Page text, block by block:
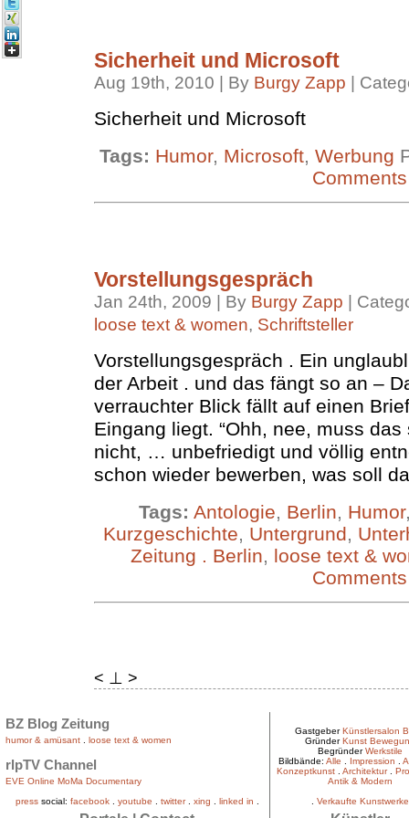
Sicherheit und Microsoft
Aug 19th, 2010 | By Burgy Zapp |
Sicherheit und Microsoft
Tags: Humor, Microsoft Werbung
Vorstellungsgespräch
Jan 24th, 2009 | By Burgy Zapp |
loose text & women, Schriftsteller
Vorstellungsgespräch . Ein
der Arbeit . und das fängt so an –
verrauchter Blick fällt auf einen
Eingang liegt. “Ohh, nee, muss
nicht, … unbefriedigt und völlig
schon wieder bewerben, was soll
Tags: Antologie Berlin Humor
Kurzgeschichte
Untergrund
Zeitung . Berlin
loose text &
< ⊥ >
BZ Blog Zeitung
humor & amüsant loose text & women
rlpTV Channel
EVE Online MoMa Documentary
presssocial: facebook. youtube twitter. xing linked in
GastgeberKünstlersalon
GründerKunst
BegründerWerkstile
Bildbände: Alle Impression
Konzeptkunst. Architektur.
Antik & Modern
Verkaufte Kunstwerke